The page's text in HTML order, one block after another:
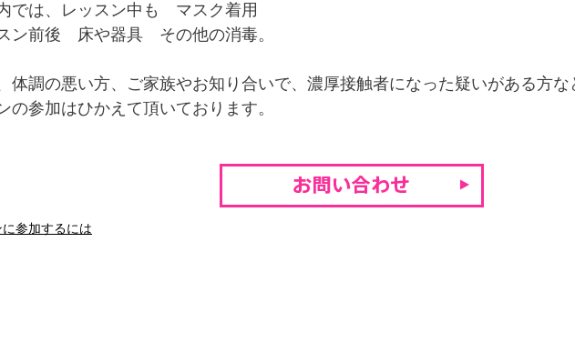
では、レッスン中も マスク着用
ン前後 床や器具 その他の消毒。
体調の悪い方、ご家族やお知り合いで、濃厚接触者になった疑いがある方な
の参加はひかえて頂いております。
参加するには